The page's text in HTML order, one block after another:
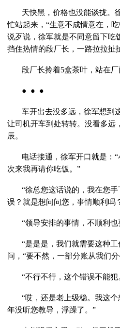
天快黑，价格也没能谈拢。
忙站起来，“生意不成情意在，
说歹说，徐军就是不同意留下吃
挡住热情的段厂长，一路拉拉扯
段厂长拎着5盒茶叶，站在厂
● ● ●
车开出去没多远，徐军想到
让司机开车到处转转。没看多远
辰。
电话接通，徐军开口就是：
次来我再请你吃饭。”
“徐总您这话说的，我在您
误？就是想问问您，事情顺利吗
“领导安排的事情，不顺利也
“是是是，我们就需要这种
问，“要不然，一部分账从我们
“不行不行，这个错误不能犯
“哎，还是老上级稳。我这
年没听您教导，浮躁了。”